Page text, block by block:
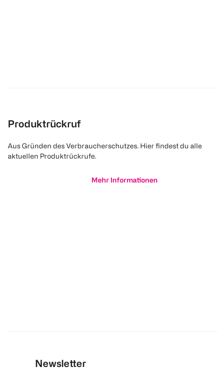
Produktrückruf
Aus Gründen des Verbraucherschutzes. Hier findest du alle
aktuellen Produktrückrufe.
Mehr Informationen
Newsletter